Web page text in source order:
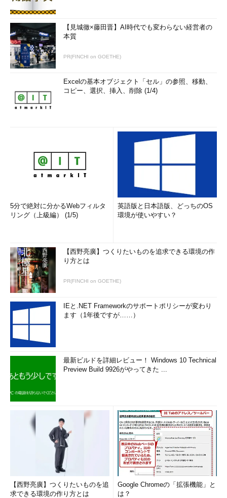
【見城徹×藤田晋】AI時代でも変わらない経営者の
本質
PR(FINCHI on GOETHE)
Excelの基本オブジェクト「セル」の参照、移動、
コピー、選択、挿入、削除 (1/4)
5分で絶対に分かるWebフィルタ
リング（上級編） (1/5)
英語版と日本語版、どっちのOS
環境が使いやすい？
【西野亮廣】つくりたいものを追求できる環境の作
り方とは
PR(FINCHI on GOETHE)
IEと.NET Frameworkのサポートポリシーが変わり
ます（1年後ですが……）
最新ビルドを詳細レビュー！ Windows 10 Technical
Preview Build 9926がやってきた ...
【西野亮廣】つくりたいものを追
求できる環境の作り方とは
Google Chromeの「拡張機能」と
は？